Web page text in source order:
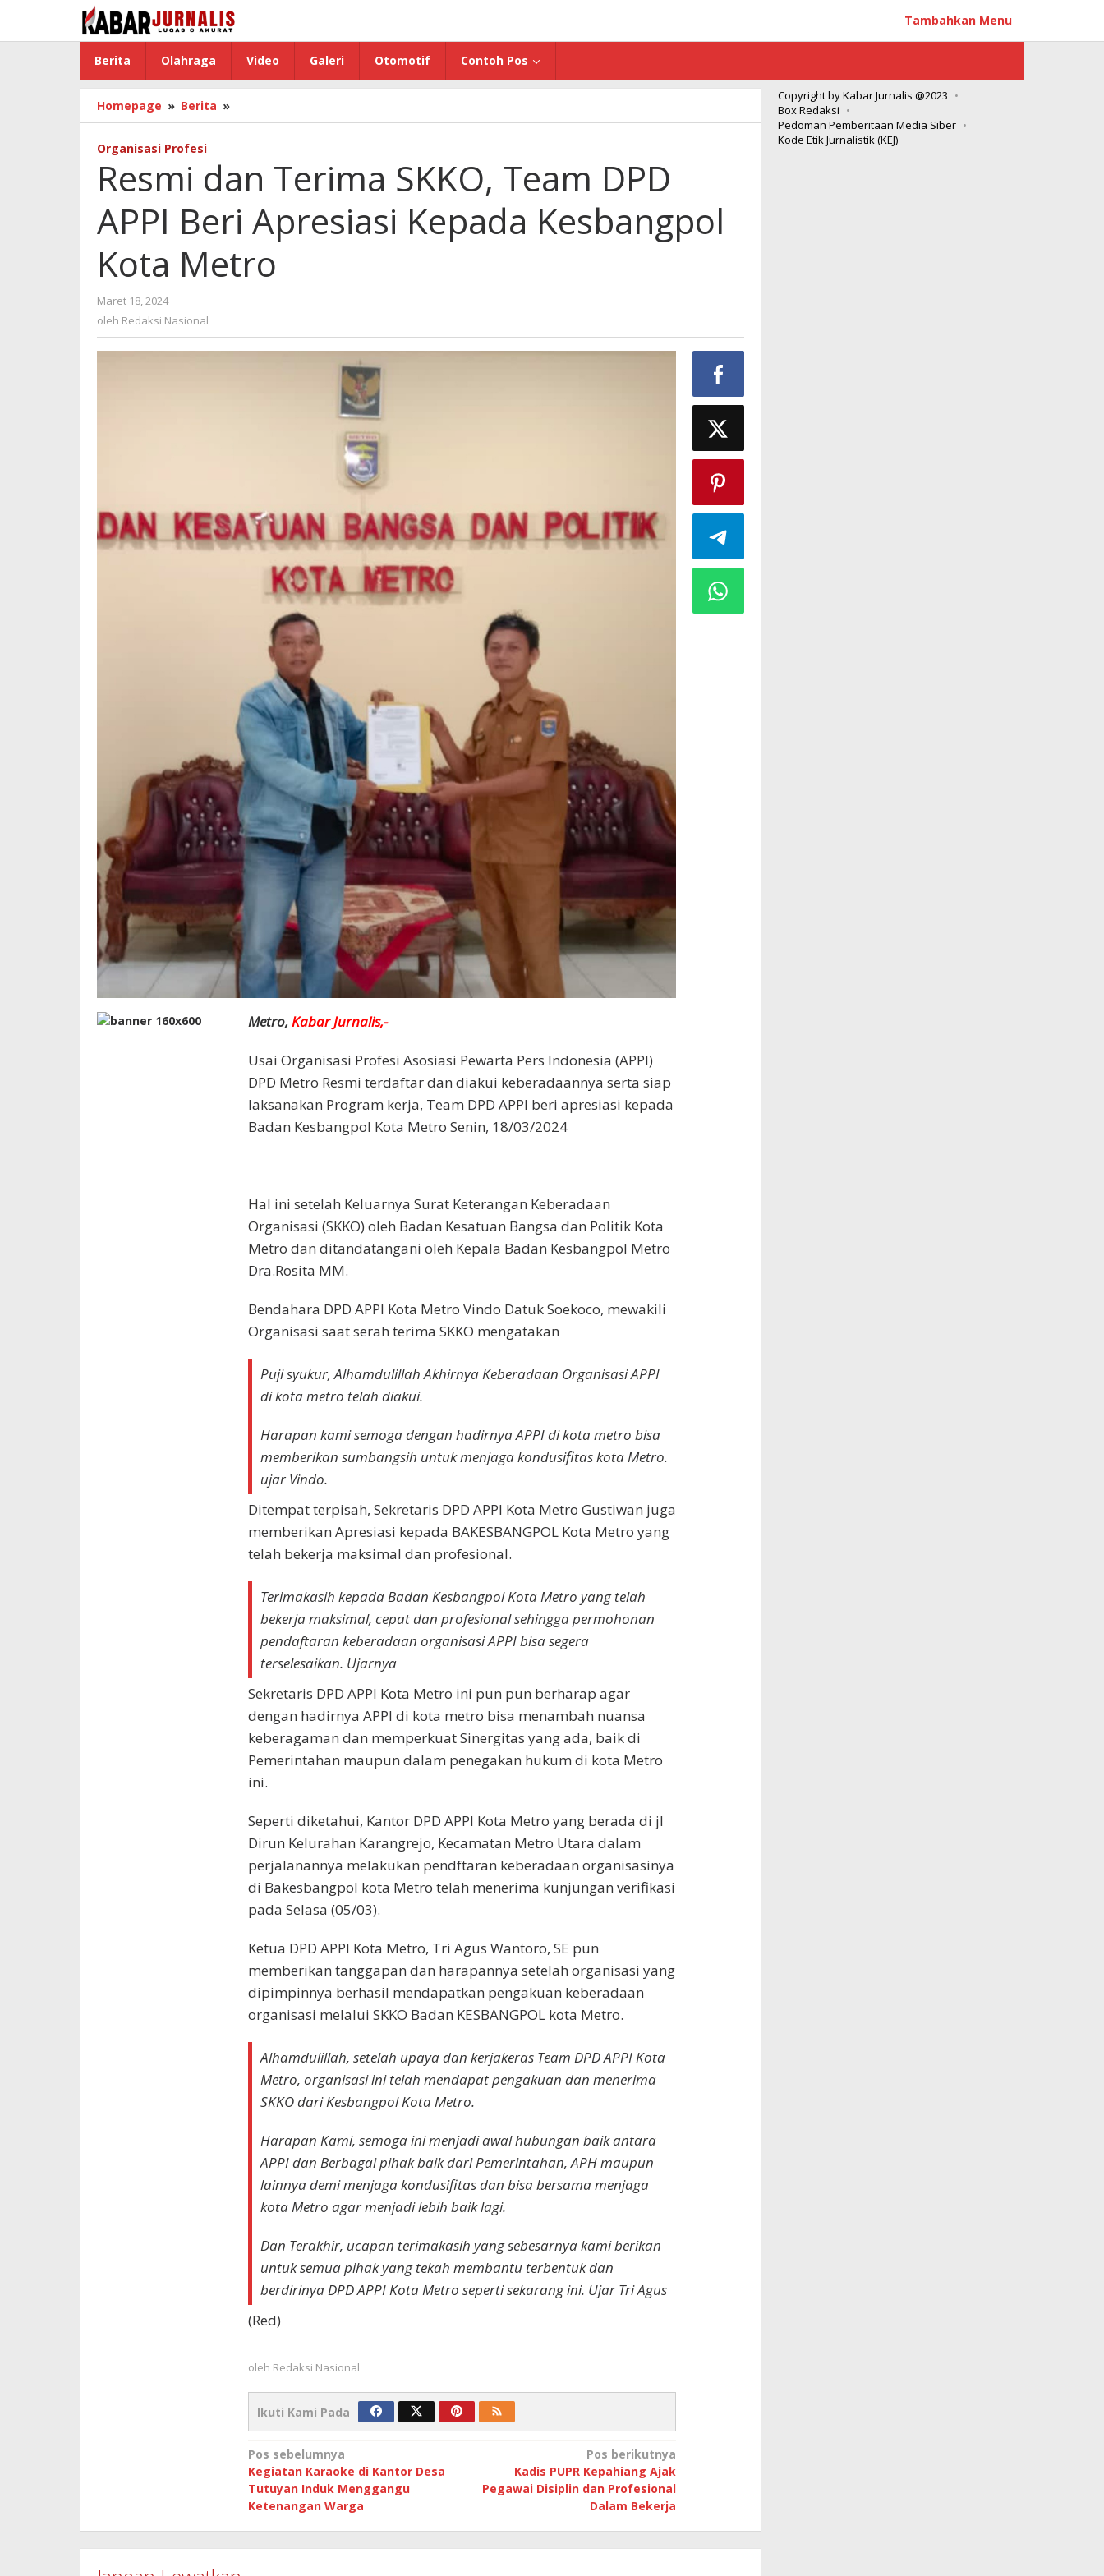
konten
Tambahkan Menu
Berita Olahraga Video Galeri Otomotif Contoh Pos
Homepage » Berita »
dan
Team
DPD
APPI
Beri
Apresiasi
Kepada
Kesbangpol
Organisasi Profesi
Resmi dan Terima SKKO, Team DPD
APPI Beri Apresiasi Kepada Kesbangpol
Kota Metro
Maret 18, 2024
Redaksi
oleh Redaksi Nasional
Metro, Kabar Jurnalis,-
Usai Organisasi Profesi Asosiasi Pewarta Pers Indonesia (APPI)
DPD Metro Resmi terdaftar dan diakui keberadaannya serta siap
laksanakan Program kerja, Team DPD APPI beri apresiasi kepada
Badan Kesbangpol Kota Metro Senin, 18/03/2024
Hal ini setelah Keluarnya Surat Keterangan Keberadaan
Organisasi (SKKO) oleh Badan Kesatuan Bangsa dan Politik Kota
Metro dan ditandatangani oleh Kepala Badan Kesbangpol Metro
Dra.Rosita MM.
Bendahara DPD APPI Kota Metro Vindo Datuk Soekoco, mewakili
Organisasi saat serah terima SKKO mengatakan
Puji syukur, Alhamdulillah Akhirnya Keberadaan Organisasi APPI
di kota metro telah diakui.
Harapan kami semoga dengan hadirnya APPI di kota metro bisa
memberikan sumbangsih untuk menjaga kondusifitas kota Metro.
ujar Vindo.
Ditempat terpisah, Sekretaris DPD APPI Kota Metro Gustiwan juga
memberikan Apresiasi kepada BAKESBANGPOL Kota Metro yang
telah bekerja maksimal dan profesional.
Terimakasih kepada Badan Kesbangpol Kota Metro yang telah
bekerja maksimal, cepat dan profesional sehingga permohonan
pendaftaran keberadaan organisasi APPI bisa segera
terselesaikan. Ujarnya
Sekretaris DPD APPI Kota Metro ini pun pun berharap agar
dengan hadirnya APPI di kota metro bisa menambah nuansa
keberagaman dan memperkuat Sinergitas yang ada, baik di
Pemerintahan maupun dalam penegakan hukum di kota Metro
ini.
Seperti diketahui, Kantor DPD APPI Kota Metro yang berada di jl
Dirun Kelurahan Karangrejo, Kecamatan Metro Utara dalam
perjalanannya melakukan pendftaran keberadaan organisasinya
di Bakesbangpol kota Metro telah menerima kunjungan verifikasi
pada Selasa (05/03).
Ketua DPD APPI Kota Metro, Tri Agus Wantoro, SE pun
memberikan tanggapan dan harapannya setelah organisasi yang
dipimpinnya berhasil mendapatkan pengakuan keberadaan
organisasi melalui SKKO Badan KESBANGPOL kota Metro.
Alhamdulillah, setelah upaya dan kerjakeras Team DPD APPI Kota
Metro, organisasi ini telah mendapat pengakuan dan menerima
SKKO dari Kesbangpol Kota Metro.
Harapan Kami, semoga ini menjadi awal hubungan baik antara
APPI dan Berbagai pihak baik dari Pemerintahan, APH maupun
lainnya demi menjaga kondusifitas dan bisa bersama menjaga
kota Metro agar menjadi lebih baik lagi.
Dan Terakhir, ucapan terimakasih yang sebesarnya kami berikan
untuk semua pihak yang tekah membantu terbentuk dan
berdirinya DPD APPI Kota Metro seperti sekarang ini. Ujar Tri Agus
(Red)
oleh Redaksi Nasional
Ikuti Kami Pada
Navigasi
pos
Pos sebelumnya
Kegiatan Karaoke di Kantor Desa
Tutuyan Induk Menggangu
Ketenangan Warga
Pos berikutnya
Kadis PUPR Kepahiang Ajak
Pegawai Disiplin dan Profesional
Dalam Bekerja
Copyright by Kabar Jurnalis @2023
Box Redaksi
Pedoman Pemberitaan Media Siber
Kode Etik Jurnalistik (KEJ)